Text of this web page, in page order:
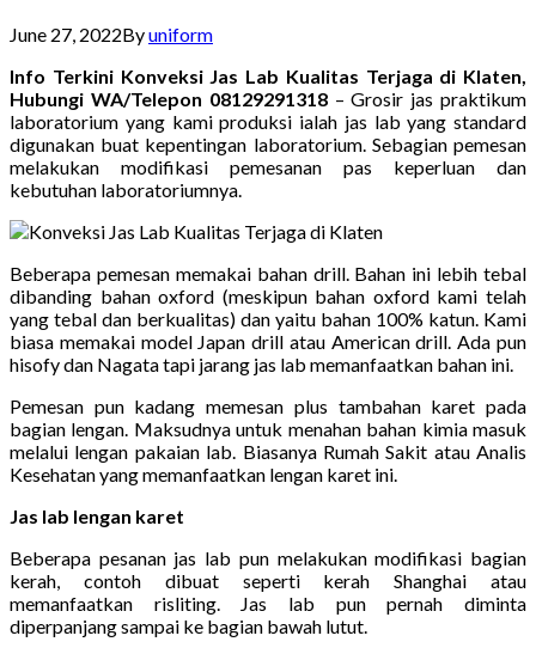
June 27, 2022Byuniform
Info Terkini Konveksi Jas Lab Kualitas Terjaga di Klaten,
Hubungi WA/Telepon 08129291318– Grosir jas praktikum
laboratorium yang kami produksi ialah jas lab yang standard
digunakan buat kepentingan laboratorium. Sebagian pemesan
melakukan modifikasi pemesanan pas keperluan dan
kebutuhan laboratoriumnya.
Beberapa pemesan memakai bahan drill. Bahan ini lebih tebal
dibanding bahan oxford (meskipun bahan oxford kami telah
yang tebal dan berkualitas) dan yaitu bahan 100% katun. Kami
biasa memakai model Japan drill atau American drill. Ada pun
hisofy dan Nagata tapi jarang jas lab memanfaatkan bahan ini.
Pemesan pun kadang memesan plus tambahan karet pada
bagian lengan. Maksudnya untuk menahan bahan kimia masuk
melalui lengan pakaian lab. Biasanya Rumah Sakit atau Analis
Kesehatan yang memanfaatkan lengan karet ini.
Jas lab lengan karet
Beberapa pesanan jas lab pun melakukan modifikasi bagian
kerah, contoh dibuat seperti kerah Shanghai atau
memanfaatkan risliting. Jas lab pun pernah diminta
diperpanjang sampai ke bagian bawah lutut.